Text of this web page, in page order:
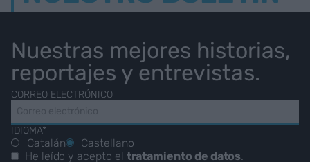
Nuestras mejores historias,
reportajes y entrevistas.
CORREO ELECTRÓNICO
IDIOMA*
Catalán
Castellano
He leído y acepto el tratamiento de datos.